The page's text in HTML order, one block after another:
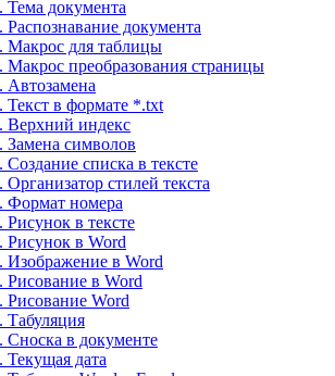
Тема документа
Распознавание документа
Макрос для таблицы
Макрос преобразования страницы
Автозамена
Текст в формате *.txt
Верхний индекс
Замена символов
Создание списка в тексте
стилей текста
Формат номера
Рисунок в тексте
Рисунок в Word
Изображение в Word
Рисование в Word
Рисование Word
Табуляция
Сноска в документе
Текущая дата